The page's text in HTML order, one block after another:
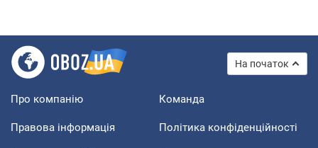
На початок
Про компанію Команда
Правова інформація Політика конфіденційності